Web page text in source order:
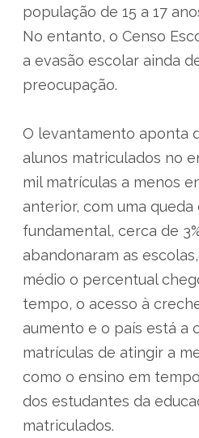
população de 15 a 17
No entanto, o Censo
a evasão escolar ainda
preocupação.
O levantamento aponta
alunos matriculados no
mil matrículas a menos
anterior, com uma
fundamental, cerca de
abandonaram as
médio o percentual
tempo, o acesso à
aumento e o país está a
matrículas de atingir a
como o ensino em
dos estudantes da
matriculados.